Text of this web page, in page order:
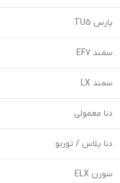
پارس TU5
سمند EF7
سمند LX
دنا معمولی
دنا پلاس / توربو
سورن ELX